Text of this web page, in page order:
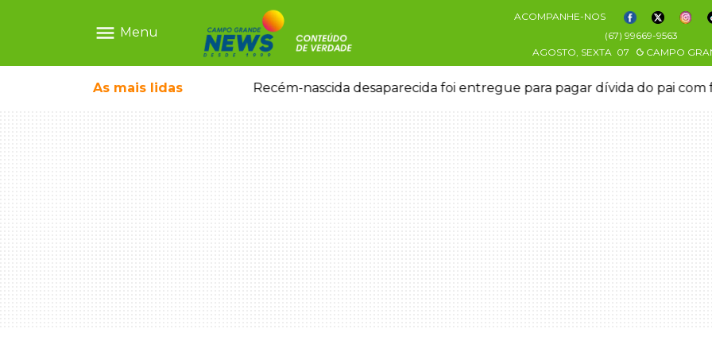
menu Menu
ACOMPANHE-NOS
(67) 99669-9563
AGOSTO, SEXTA 07 CAMPO
As mais lidas Recém-nascida desaparecida foi entregue para pagar dívida do pai com